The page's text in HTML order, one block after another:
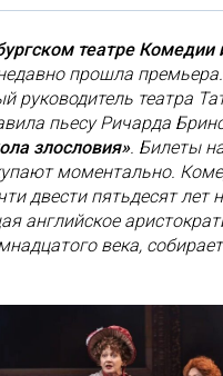
театре Комедии
прошла премьера.
руководитель театра
пьесу Ричарда
злословия». Билеты
моментально.
двести пятьдесят лет
английское
века,